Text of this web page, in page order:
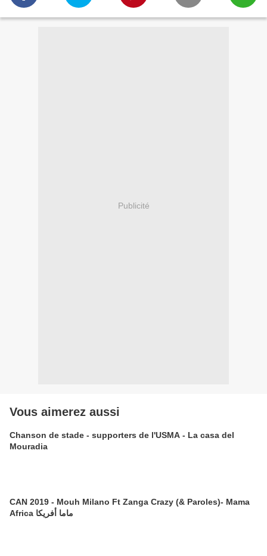
Publicité
Vous aimerez aussi
Chanson de stade - supporters de l'USMA - La casa del
Mouradia
CAN 2019 - Mouh Milano Ft Zanga Crazy (& Paroles)- Mama
Africa ماما أفريكا